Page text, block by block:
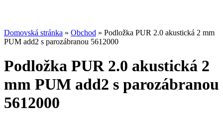
Domovská stránka » Obchod » Podložka PUR 2.0 akustická 2 mm
PUM add2 s parozábranou 5612000
Podložka PUR 2.0 akustická 2
mm PUM add2 s parozábranou
5612000